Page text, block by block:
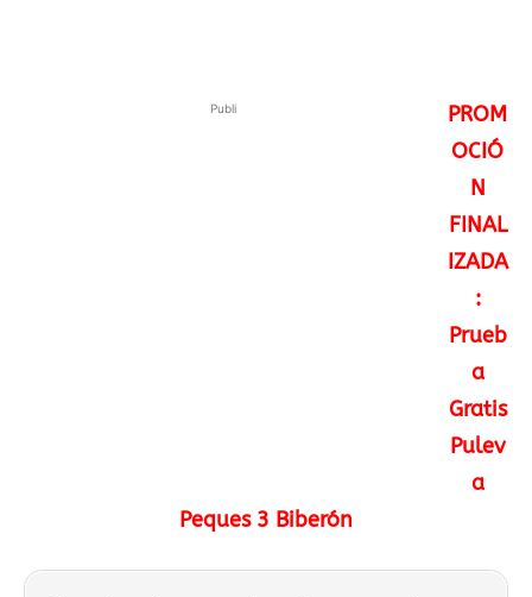
Publi
PROM
OCIÓ
N
FINAL
IZADA
:
Prueb
a
Gratis
Pulev
a
Peques 3 Biberón